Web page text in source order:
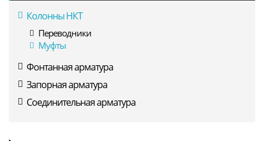
Колонны НКТ
Переводники
Муфты
Фонтанная арматура
Запорная арматура
Соединительная арматура